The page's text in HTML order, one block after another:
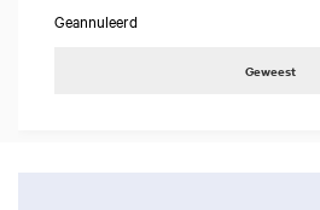
Geannuleerd
Geweest